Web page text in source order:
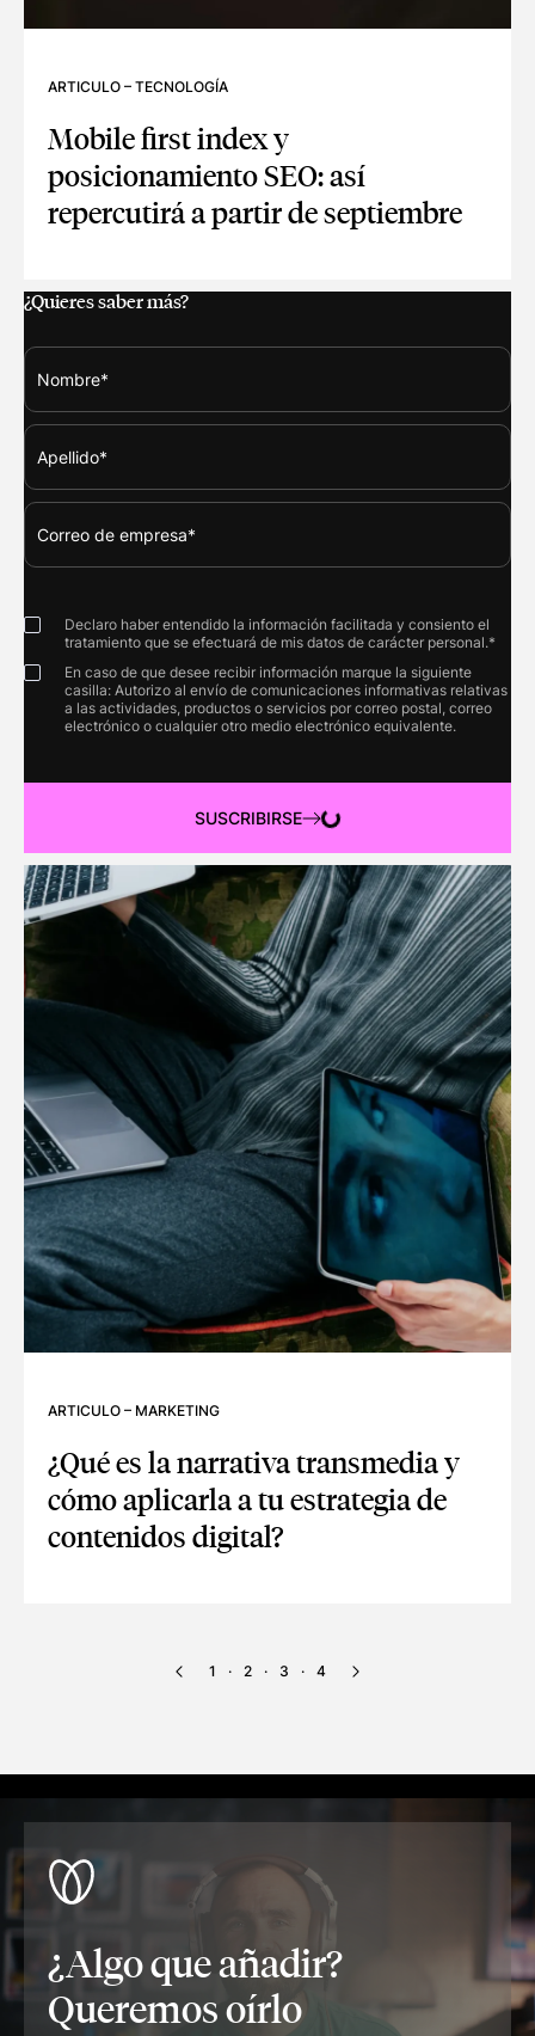
ARTICULO – TECNOLOGÍA
Mobile first index y
posicionamiento SEO: así
repercutirá a partir de septiembre
¿Quieres saber más?
Declaro haber entendido la información facilitada y consiento el
tratamiento que se efectuará de mis datos de carácter personal.*
En caso de que desee recibir información marque la siguiente
casilla: Autorizo al envío de comunicaciones informativas relativas
a las actividades, productos o servicios por correo postal, correo
electrónico o cualquier otro medio electrónico equivalente.
SUSCRIBIRSE
ARTICULO – MARKETING
¿Qué es la narrativa transmedia y
cómo aplicarla a tu estrategia de
contenidos digital?
1 · 2 · 3 · 4
¿Algo que añadir?
Queremos oírlo